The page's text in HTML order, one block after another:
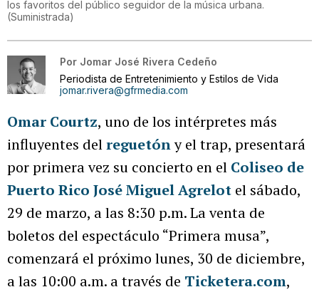
los favoritos del público seguidor de la música urbana.
(Suministrada)
Por Jomar José Rivera Cedeño
Periodista de Entretenimiento y Estilos de Vida
jomar.rivera@gfrmedia.com
Omar Courtz, uno de los intérpretes más
influyentes delreguetóny el trap, presentará
por primera vez su concierto en el Coliseo de
Puerto Rico José Miguel Agrelot el sábado,
29 de marzo, a las 8:30 p.m. La venta de
boletos del espectáculo “Primera musa”,
comenzará el próximo lunes, 30 de diciembre,
a las 10:00 a.m. a través de Ticketera.com,